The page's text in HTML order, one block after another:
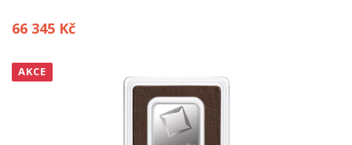
66 345 Kč
AKCE